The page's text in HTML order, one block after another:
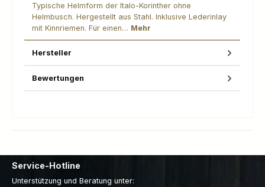
Typische Helmform der Italo-Korinther ohne
Helmbusch. Hergestellt aus Stahl. Inklusive Lederinlay
mit Kinnriemen. Für einen… Mehr
Hersteller
Bewertungen
Service-Hotline
Unterstützung und Beratung unter: